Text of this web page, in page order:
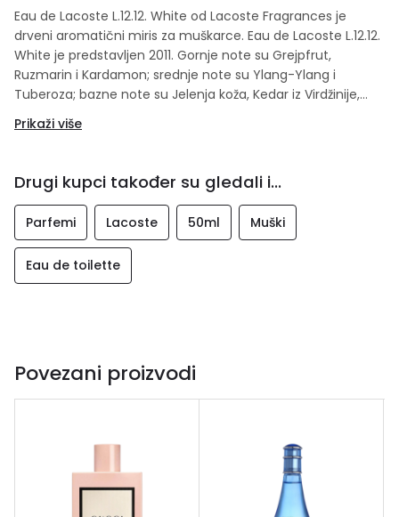
Eau de Lacoste L.12.12. White od Lacoste Fragrances je
drveni aromatični miris za muškarce. Eau de Lacoste L.12.12.
White je predstavljen 2011. Gornje note su Grejpfrut,
Ruzmarin i Kardamon; srednje note su Ylang-Ylang i
Tuberoza; bazne note su Jelenja koža, Kedar iz Virdžinije,
Prikaži više
Drugi kupci također su gledali i...
Parfemi Lacoste 50ml Muški
Eau de toilette
Povezani proizvodi